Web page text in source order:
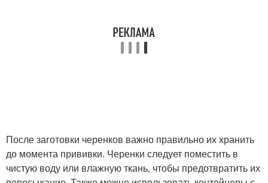
После заготовки черенков важно правильно их хранить
до момента прививки. Черенки следует поместить в
чистую воду или влажную ткань, чтобы предотвратить их